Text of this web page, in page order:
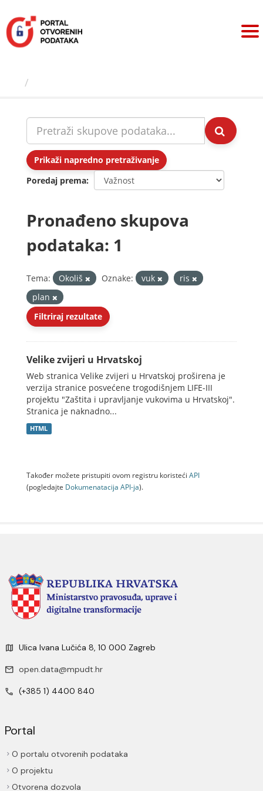
sadržaj
Prikaži napredno pretraživanje
Poredaj prema
Pronađeno skupova
podataka: 1
Tema: Okoliš Oznake: vuk
ris
plan
Filtriraj rezultate
Velike zvijeri u Hrvatskoj
Web stranica Velike zvijeri u Hrvatskoj proširena je
verzija stranice posvećene trogodišnjem LIFE-III
projektu "Zaštita i upravljanje vukovima u Hrvatskoj".
Stranica je naknadno...
HTML
Također možete pristupiti ovom registru koristeći API
(pogledajte Dokumenаtаcijа API-jа).